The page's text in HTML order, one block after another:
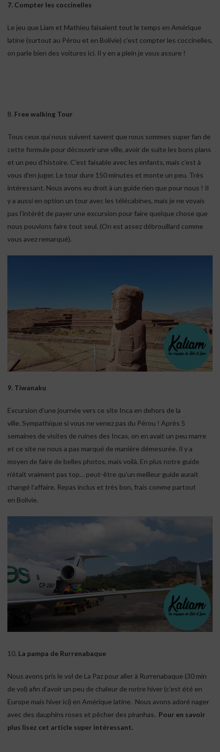
7. Compter les coccinelles
Le jeu que Liam et Mathieu faisaient tout le temps en Amérique
latine (surtout au Pérou et en Bolivie) c’est compter les coccinelles,
on parle bien des voitures ici. Il y en a plein je vous assure !
8. Free walking Tour
Tous ceux qui nous suivent savent que nous sommes super fan de
cette formule pour découvrir une ville, avoir de suite les bons plans
et un peu d’histoire. C’est faisable avec les enfants, mais c’est à
vous d’en juger. Le tour dure 150 minutes et monte un peu. Très
intéressant. Nous avons eu droit à un guide rien que pour nous ! Il
y a aussi en option un tour avec les télécabines, mais je ne voyais
pas l’intérêt de payer une excursion pour faire quelque chose que
nous pouvions faire tout seul. (On est assez débrouillard comme
vous avez remarqué).
9. Tiwanaku
Excursion d’une journée vers ce site Inca en dehors de la
ville. Sympathique si vous ne venez pas du Pérou ! Après 5
semaines de visites de ruines des Incas, on en avait un peu marre
et ce site ne nous a pas marqué de manière démesurée. Il y a
moyen de faire de belles photos, mais voilà. En plus notre guide
n’était vraiment pas top… peut-être qu’un meilleur guide aurait
changé l’affaire. Repas inclus et très bon, frais comme partout
en Bolivie.
10. La pampa de Rurrenabaque
Nous avons pris le vol de La Paz pour aller à Rurrenabaque (30 min
de vol) afin d’avoir un peu de chaleur de notre hiver (c’est été en
Europe mais hiver ici) en Amérique latine. Nous avons adoré nager
avec des dauphins roses et pêcher des piranhas. Pour en savoir
plus lisez cet article super intéressant.